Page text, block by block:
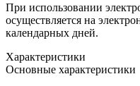
При использовании
осуществляется на
календарных дней.
Характеристики
Основные характеристики